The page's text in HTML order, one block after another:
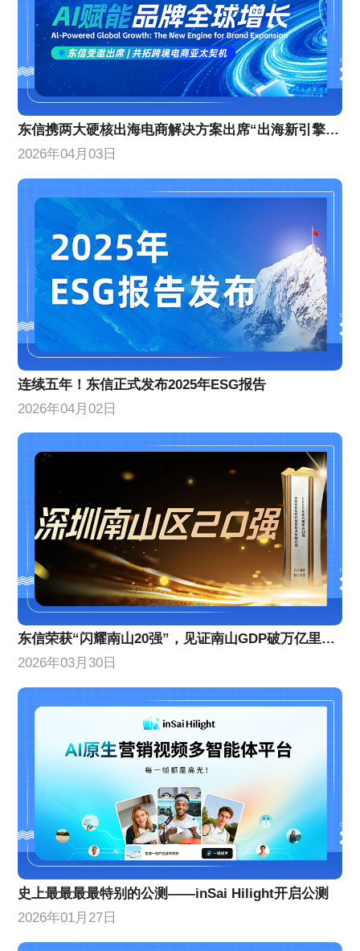
东信携两大硬核出海电商解决方案出席“出海新引擎”峰会
2026年04月03日
连续五年！东信正式发布2025年ESG报告
2026年04月02日
东信荣获“闪耀南山20强”，见证南山GDP破万亿里程碑！
2026年03月30日
史上最最最最特别的公测——inSai Hilight开启公测
2026年01月27日